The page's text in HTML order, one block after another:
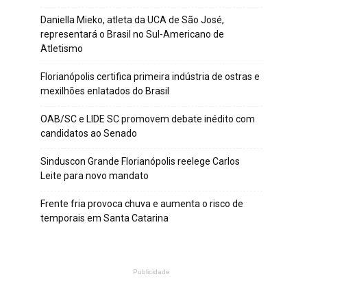
Daniella Mieko, atleta da UCA de São José,
representará o Brasil no Sul-Americano de
Atletismo
Florianópolis certifica primeira indústria de ostras e
mexilhões enlatados do Brasil
OAB/SC e LIDE SC promovem debate inédito com
candidatos ao Senado
Sinduscon Grande Florianópolis reelege Carlos
Leite para novo mandato
Frente fria provoca chuva e aumenta o risco de
temporais em Santa Catarina
Publicidade